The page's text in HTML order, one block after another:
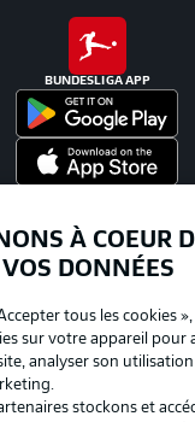
BUNDESLIGA APP
À COEUR
VOS DONNÉES
tous les cookies
sur votre appareil pour
analyser son
stockons et